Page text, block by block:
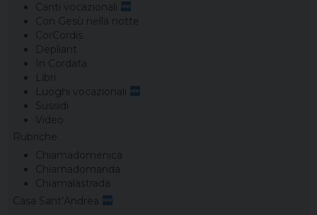
Canti vocazionali
Con Gesù nella notte
CorCordis
Depliant
In Cordata
Libri
Luoghi vocazionali
Sussidi
Video
Rubriche
Chiamadomenica
Chiamadomanda
Chiamalastrada
Casa Sant’Andrea